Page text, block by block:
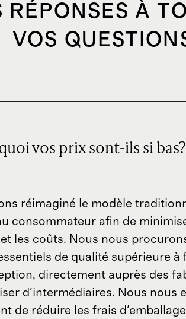
RÉPONSES À
VOS
vos prix sont-ils si bas?
réimaginé le modèle
consommateur afin de
les coûts. Nous nous
de qualité supérieure à
directement auprès des
d'intermédiaires. Nous nous
de réduire les frais